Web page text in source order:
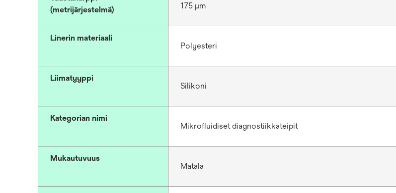
(metrijärjestelmä)
175 μm
Linerin materiaali
Polyesteri
Liimatyyppi
Silikoni
Kategorian nimi
Mikrofluidiset diagnostiikkateipit
Mukautuvuus
Matala